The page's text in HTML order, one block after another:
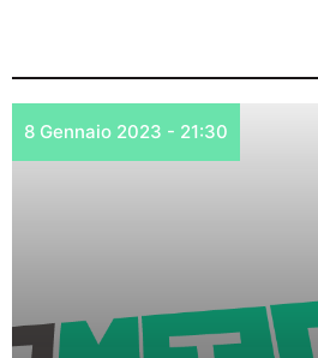
8 Gennaio 2023 - 21:30